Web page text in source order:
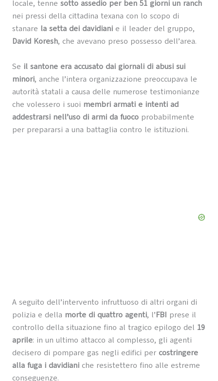
locale, tenne sotto assedio per ben 51 giorni un ranch
nei pressi della cittadina texana con lo scopo di
stanare la setta dei davidianie il leader del gruppo,
David Koresh, che avevano preso possesso dell’area.
Se il santone era accusato dai giornali di abusi sui
minori, anche l’intera organizzazione preoccupava le
autorità statali a causa delle numerose testimonianze
che volessero i suoi membri armati e intenti ad
addestrarsi nell’uso di armi da fuocoprobabilmente
per prepararsi a una battaglia contro le istituzioni.
A seguito dell’intervento infruttuoso di altri organi di
polizia e della morte di quattro agenti, l’FBI prese il
controllo della situazione fino al tragico epilogo del 19
aprile: in un ultimo attacco al complesso, gli agenti
decisero di pompare gas negli edifici per costringere
alla fuga i davidianiche resistettero fino alle estreme
conseguenze.